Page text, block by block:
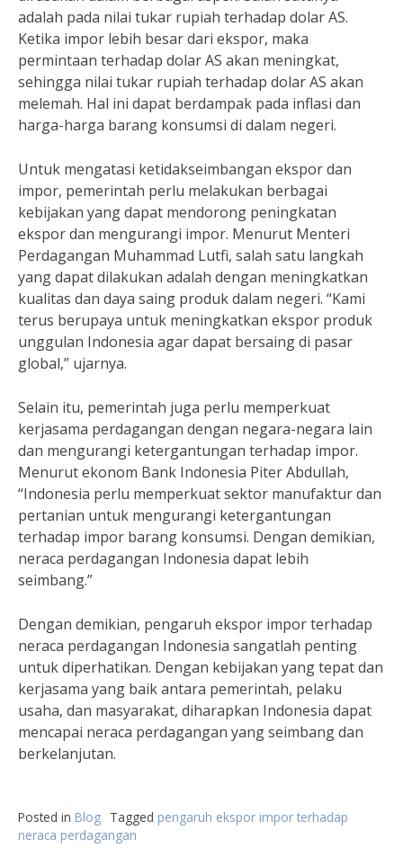
adalah pada nilai tukar rupiah terhadap dolar AS.
Ketika impor lebih besar dari ekspor, maka
permintaan terhadap dolar AS akan meningkat,
sehingga nilai tukar rupiah terhadap dolar AS akan
melemah. Hal ini dapat berdampak pada inflasi dan
harga-harga barang konsumsi di dalam negeri.
Untuk mengatasi ketidakseimbangan ekspor dan
impor, pemerintah perlu melakukan berbagai
kebijakan yang dapat mendorong peningkatan
ekspor dan mengurangi impor. Menurut Menteri
Perdagangan Muhammad Lutfi, salah satu langkah
yang dapat dilakukan adalah dengan meningkatkan
kualitas dan daya saing produk dalam negeri. “Kami
terus berupaya untuk meningkatkan ekspor produk
unggulan Indonesia agar dapat bersaing di pasar
global,” ujarnya.
Selain itu, pemerintah juga perlu memperkuat
kerjasama perdagangan dengan negara-negara lain
dan mengurangi ketergantungan terhadap impor.
Menurut ekonom Bank Indonesia Piter Abdullah,
“Indonesia perlu memperkuat sektor manufaktur dan
pertanian untuk mengurangi ketergantungan
terhadap impor barang konsumsi. Dengan demikian,
neraca perdagangan Indonesia dapat lebih
seimbang.”
Dengan demikian, pengaruh ekspor impor terhadap
neraca perdagangan Indonesia sangatlah penting
untuk diperhatikan. Dengan kebijakan yang tepat dan
kerjasama yang baik antara pemerintah, pelaku
usaha, dan masyarakat, diharapkan Indonesia dapat
mencapai neraca perdagangan yang seimbang dan
berkelanjutan.
Posted in Blog Tagged pengaruh ekspor impor terhadap
neraca perdagangan